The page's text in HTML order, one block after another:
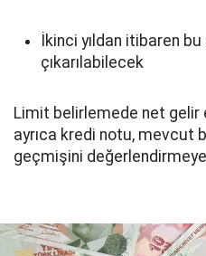
İkinci yıldan itibaren
çıkarılabilecek
Limit belirlemede net gelir
ayrıca kredi notu, mevcut
geçmişini